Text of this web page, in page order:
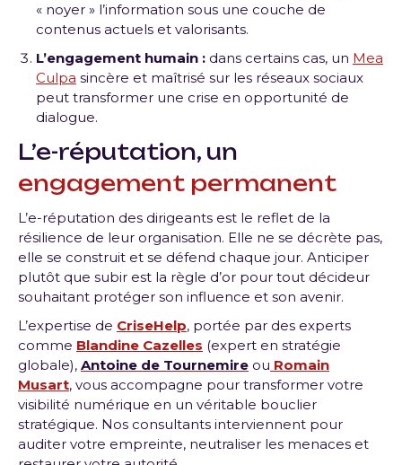
« noyer » l’information sous une couche de
contenus actuels et valorisants.
L’engagement humain : dans certains cas, un Mea
Culpa sincère et maîtrisé sur les réseaux sociaux
peut transformer une crise en opportunité de
dialogue.
L’e-réputation, un
engagement permanent
L’e-réputation des dirigeants est le reflet de la
résilience de leur organisation. Elle ne se décrète pas,
elle se construit et se défend chaque jour. Anticiper
plutôt que subir est la règle d’or pour tout décideur
souhaitant protéger son influence et son avenir.
L’expertise de CriseHelp, portée par des experts
comme Blandine Cazelles (expert en stratégie
globale), Antoine de Tournemire ou Romain
Musart, vous accompagne pour transformer votre
visibilité numérique en un véritable bouclier
stratégique. Nos consultants interviennent pour
auditer votre empreinte, neutraliser les menaces et